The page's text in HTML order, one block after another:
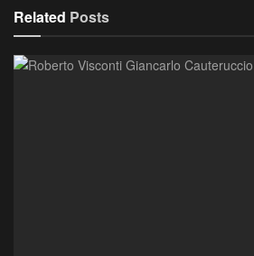
Related Posts